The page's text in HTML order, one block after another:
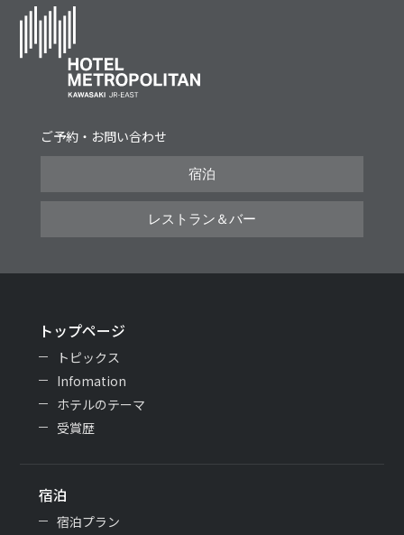
ご予約・お問い合わせ
宿泊
レストラン＆バー
トップページ
トピックス
Infomation
ホテルのテーマ
受賞歴
宿泊
宿泊プラン